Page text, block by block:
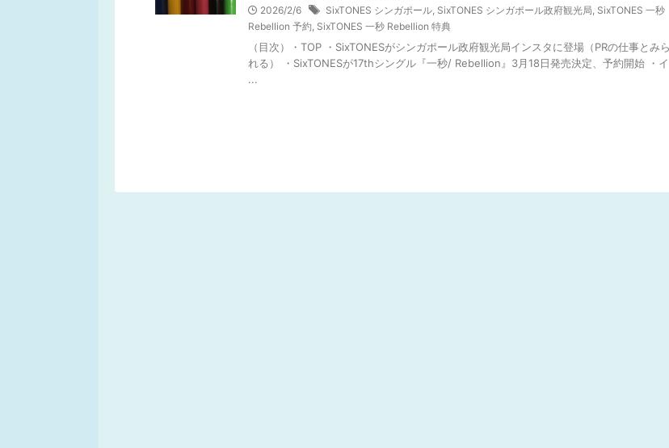
2026/2/6 SixTONES シンガポール, SixTONES シンガポール政府観光局, SixTONES 一秒
Rebellion 予約, SixTONES 一秒 Rebellion 特典
（目次）・TOP ・SixTONESがシンガポール政府観光局インスタに登場（PRの仕事とみら
れる） ・SixTONESが17thシングル『一秒/ Rebellion』3月18日発売決定、予約開始 ・イ
...